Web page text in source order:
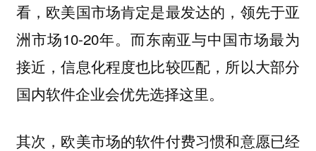
看，欧美国市场肯定是最发达的，领先于亚
洲市场10-20年。而东南亚与中国市场最为
接近，信息化程度也比较匹配，所以大部分
国内软件企业会优先选择这里。
其次，欧美市场的软件付费习惯和意愿已经